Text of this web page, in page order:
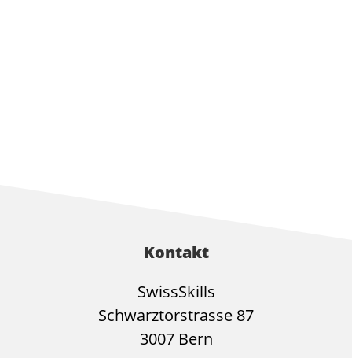
Kontakt
SwissSkills
Schwarztorstrasse 87
3007 Bern